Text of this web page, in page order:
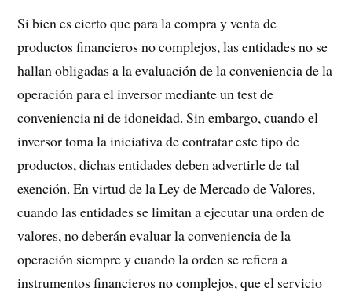
Si bien es cierto que para la compra y venta de
productos financieros no complejos, las entidades no se
hallan obligadas a la evaluación de la conveniencia de la
operación para el inversor mediante un test de
conveniencia ni de idoneidad. Sin embargo, cuando el
inversor toma la iniciativa de contratar este tipo de
productos, dichas entidades deben advertirle de tal
exención. En virtud de la Ley de Mercado de Valores,
cuando las entidades se limitan a ejecutar una orden de
valores, no deberán evaluar la conveniencia de la
operación siempre y cuando la orden se refiera a
instrumentos financieros no complejos, que el servicio